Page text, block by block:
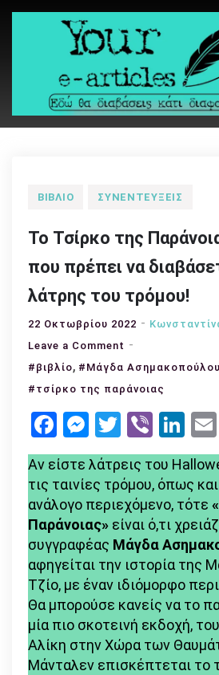
Skip
Your e-articles
Εδώ θα διαβάσεις κάτι
ΒΙΒΛΊΟ ΣΥΝΕΝΤΕΎΞΕΙΣ
Το Τσίρκο της
που πρέπει να
λάτρης του τρόμου!
22 Οκτωβρίου 2022
Leave a Comment on
Το
Τσίρκο
Παράνοιας:
βιβλίο
που
πρέπει
να
διαβάσετε
αν
είστε
λάτρης
του
τρόμου!
#βιβλίο, #Μάγδα Ασημακοπούλου
#τσίρκο της παράνοιας
Facebook
Messenger
Twitter
Viber
Αν είστε λάτρεις του
τις ταινίες τρόμου, όπως
ανάλογο περιεχόμενο, τότε
Παράνοιας» είναι ό,τι
συγγραφέας Μάγδα
αφηγείται την ιστορία της
Τζίο, με έναν ιδιόμορφο
Θα μπορούσε κανείς να το
μία πιο σκοτεινή εκδοχή,
Αλίκη στην Χώρα των
Μάνταλεν επισκέπτεται το